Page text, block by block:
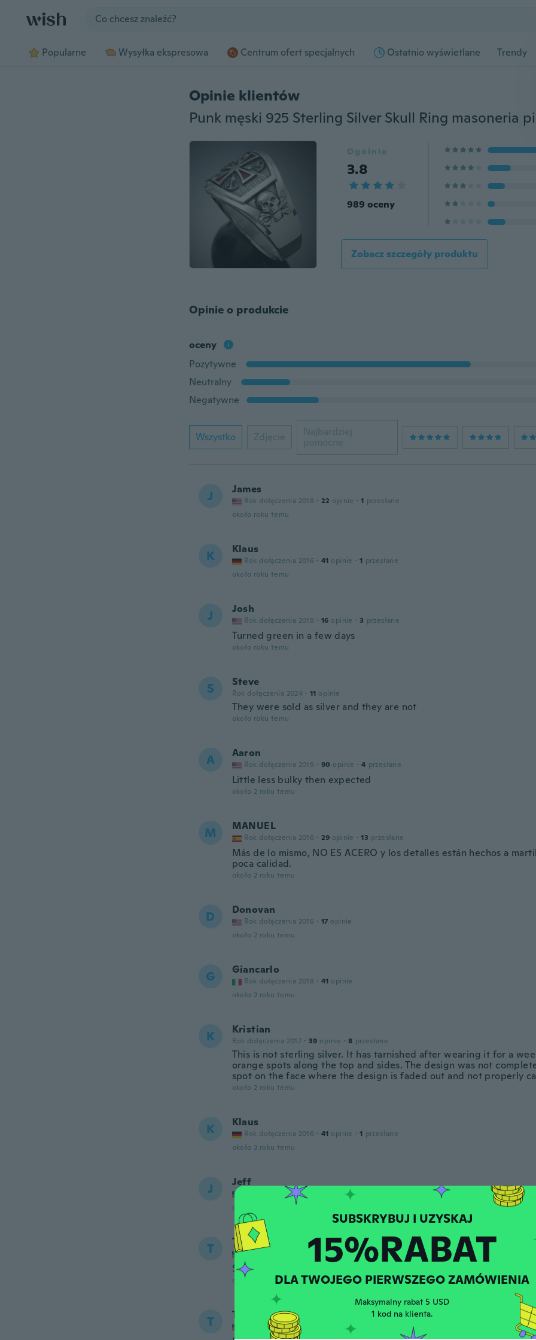
Popularne Wysyłka ekspresowa Centrum ofert specjalnych Ostatnio wyświetlane Trendy
Opinie klientów
Ogólnie
3.8
989 oceny
Zobacz szczegóły produktu
Opinie o produkcie
oceny
Pozytywne
Neutralny
Negatywne
Wszystko Zdjęcie
Najbardziej
pomocne
J James
Rok dołączenia 2018 · 22 opinie · 1 przesłane
około roku temu
K Klaus
Rok dołączenia 2016 · 41 opinie · 1 przesłane
około roku temu
J Josh
Rok dołączenia 2018 · 16 opinie · 3 przesłane
Turned green in a few days
około roku temu
S Steve
Rok dołączenia 2024 · 11 opinie
They were sold as silver and they are not
około roku temu
A Aaron
Rok dołączenia 2019 · 90 opinie · 4 przesłane
Little less bulky then expected
około 2 roku temu
M MANUEL
Rok dołączenia 2016 · 29 opinie · 13 przesłane
Más de lo mismo, NO ES ACERO y los detalles están hechos a
poca calidad.
około 2 roku temu
D Donovan
Rok dołączenia 2016 · 17 opinie
około 2 roku temu
G Giancarlo
Rok dołączenia 2018 · 41 opinie
około 2 roku temu
K Kristian
Rok dołączenia 2017 · 39 opinie · 8 przesłane
This is not sterling silver. It has tarnished after wearing it for a
orange spots along the top and sides. The design was not
spot on the face where the design is faded out and not properly
około 2 roku temu
K Klaus
Rok dołączenia 2016 · 41 opinie · 1 przesłane
około 3 roku temu
J Jeff
Rok dołączenia 2016 opinie
około 3 roku temu
T Tukan
Rok dołączenia 2019 39 opinie · 5 przesłane
Still weari g it even tho it has wear
około 3 roku temu
T Tara
Rok dołączenia 2020 opinie
15%RABAT
DLA TWOJEGO PIERWSZEGO ZAMÓWIENIA
Maksymalny rabat 5 USD
1 kod na klienta.